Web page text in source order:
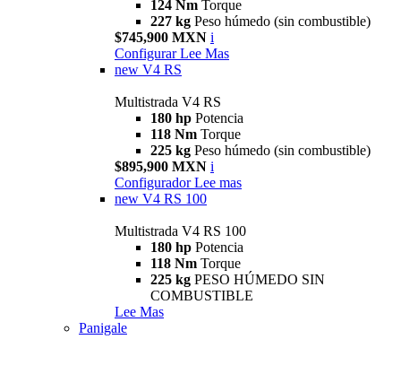
124 Nm Torque
227 kg Peso húmedo (sin combustible)
$745,900 MXN i
Configurar Lee Mas
new V4 RS
Multistrada V4 RS
180 hp Potencia
118 Nm Torque
225 kg Peso húmedo (sin combustible)
$895,900 MXN i
Configurador Lee mas
new V4 RS 100
Multistrada V4 RS 100
180 hp Potencia
118 Nm Torque
225 kg PESO HÚMEDO SIN
COMBUSTIBLE
Lee Mas
Panigale